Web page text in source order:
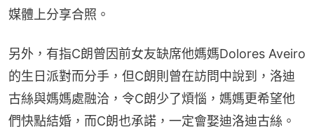
媒體上分享合照。
另外，有指C朗曾因前女友缺席他媽媽Dolores Aveiro
的生日派對而分手，但C朗則曾在訪問中說到，洛迪
古絲與媽媽處融洽，令C朗少了煩惱，媽媽更希望他
們快點結婚，而C朗也承諾，一定會娶迪洛迪古絲。